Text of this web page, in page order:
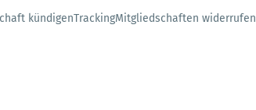
kündigenTrackingMitgliedschaften widerrufen